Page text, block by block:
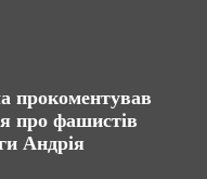
прокоментував
про фашистів
Андрія